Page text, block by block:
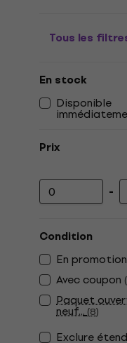
Tous les
En stock
Disponible
Prix
-
Condition
En promotion
Avec coupon (
Paquet
neuf...(8)
Exclure